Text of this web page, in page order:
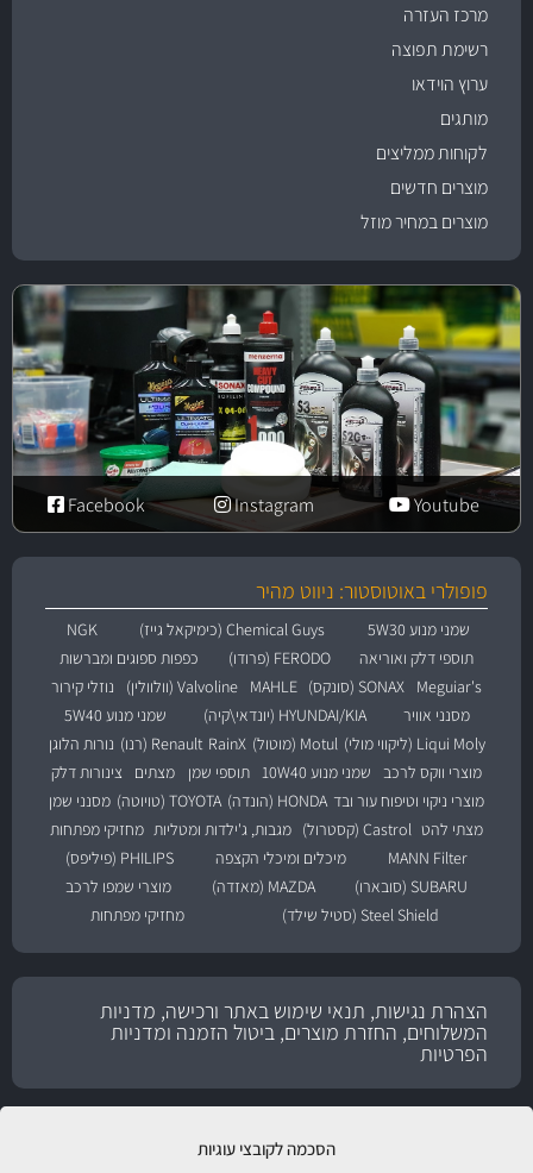
הסכמה לקובצי עוגיות
מרכז העזרה
רשימת תפוצה
ערוץ הוידאו
מותגים
לקוחות ממליצים
מוצרים חדשים
מוצרים במחיר מוזל
Youtube
Instagram
Facebook
פופולרי באוטוסטור: ניווט מהיר
שמני מנוע 5W30 Chemical Guys (כימיקאל גייז)
NGK
תוספי דלק ואוריאה
FERODO (פרודו)
כפפות ספוגים ומברשות
Meguiar's
SONAX (סונקס) MAHLE Valvoline (וולוולין)
נוזלי קירור
מסנני אוויר
HYUNDAI/KIA (יונדאי\קיה)
שמני מנוע 5W40
Liqui Moly (ליקווי מולי)
Motul (מוטול) RainX Renault (רנו)
נורות הלוגן
מוצרי ווקס לרכב
שמני מנוע 10W40 תוספי שמן מצתים
צינורות דלק
מוצרי ניקוי וטיפוח עור ובד HONDA (הונדה) TOYOTA (טויוטה)
מסנני שמן
מצתי להט Castrol (קסטרול) מגבות, ג'ילדות ומטליות מחזיקי מפתחות
MANN Filter
מיכלים ומיכלי הקצפה
PHILIPS (פיליפס)
SUBARU (סובארו)
MAZDA (מאזדה)
מוצרי שמפו לרכב
Steel Shield (סטיל שילד)
מחזיקי מפתחות
הצהרת נגישות, תנאי שימוש באתר ורכישה, מדניות
המשלוחים, החזרת מוצרים, ביטול הזמנה ומדניות
הפרטיות